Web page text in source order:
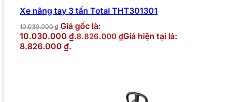
Xe nâng tay 3 tấn Total THT301301
10.030.000₫ Giá gốc là:
10.030.000 ₫.8.826.000 ₫Giá hiện tại là:
8.826.000 ₫.